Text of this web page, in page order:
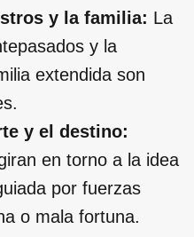
y la familia: La
y la
extendida son
y el destino:
en torno a la idea
por fuerzas
o mala fortuna.